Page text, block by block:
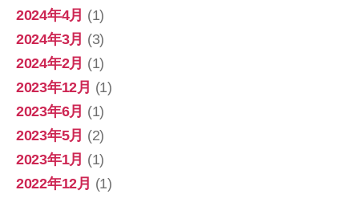
2024年4月 (1)
2024年3月 (3)
2024年2月 (1)
2023年12月 (1)
2023年6月 (1)
2023年5月 (2)
2023年1月 (1)
2022年12月 (1)